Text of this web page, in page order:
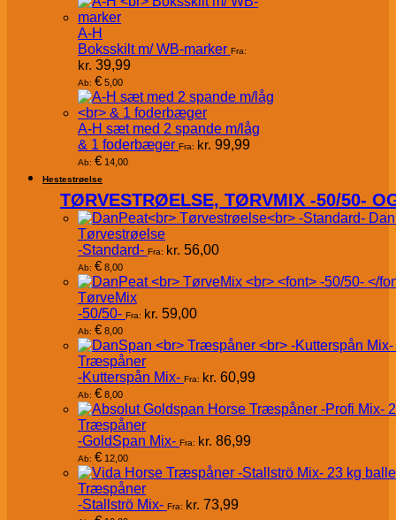
A-H
Boksskilt m/ WB-marker Fra:
kr. 39,99
Ab: € 5,00
A-H sæt med 2 spande m/låg
& 1 foderbæger Fra: kr. 99,99
Ab: € 14,00
Hestestrøelse
TØRVESTRØELSE, TØRVMIX -50/50-
Tørvestrøelse
-Standard- Fra: kr. 56,00
Ab: € 8,00
TørveMix
-50/50- Fra: kr. 59,00
Ab: € 8,00
Træspåner
-Kutterspån Mix- Fra: kr. 60,99
Ab: € 8,00
Træspåner
-GoldSpan Mix- Fra: kr. 86,99
Ab: € 12,00
Træspåner
-Stallströ Mix- Fra: kr. 73,99